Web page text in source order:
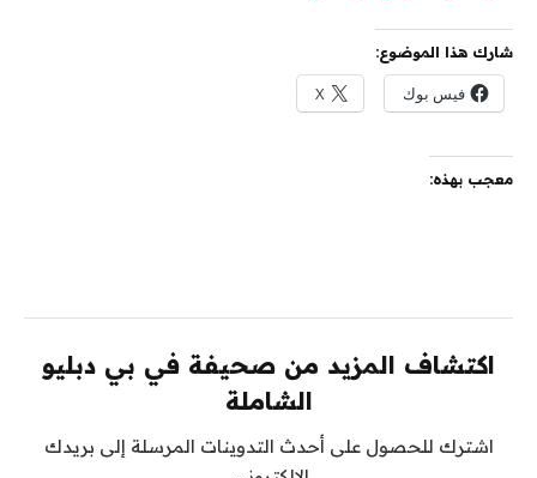
شارك هذا الموضوع:
فيس بوك X
معجب بهذه:
اكتشاف المزيد من صحيفة في بي دبليو
الشاملة
اشترك للحصول على أحدث التدوينات المرسلة إلى بريدك